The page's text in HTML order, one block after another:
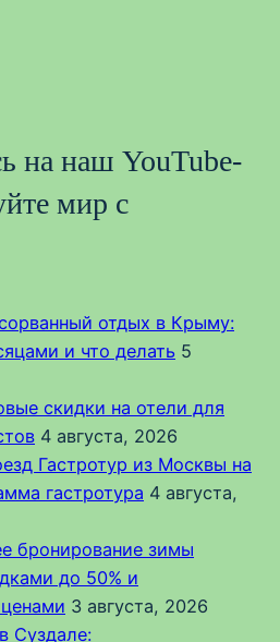
на наш YouTube-
мир с
отдых в Крыму:
и что делать 5
скидки на отели для
4 августа, 2026
Гастротур из Москвы на
гастротура 4 августа,
бронирование зимы
до 50% и
3 августа, 2026
Суздале: